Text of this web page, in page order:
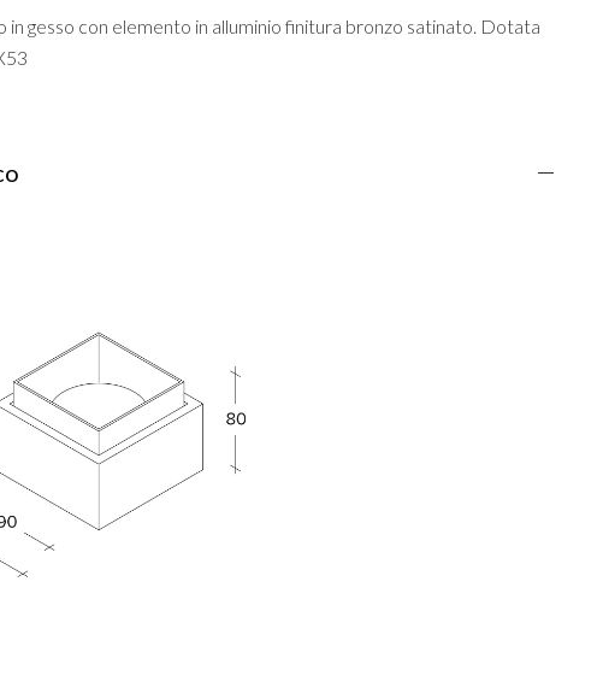
in gesso con elemento in alluminio finitura bronzo satinato. Dotata